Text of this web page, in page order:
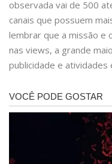
observada vai de 500
canais que possuem
lembrar que a missão e
nas views, a grande
publicidade e atividades